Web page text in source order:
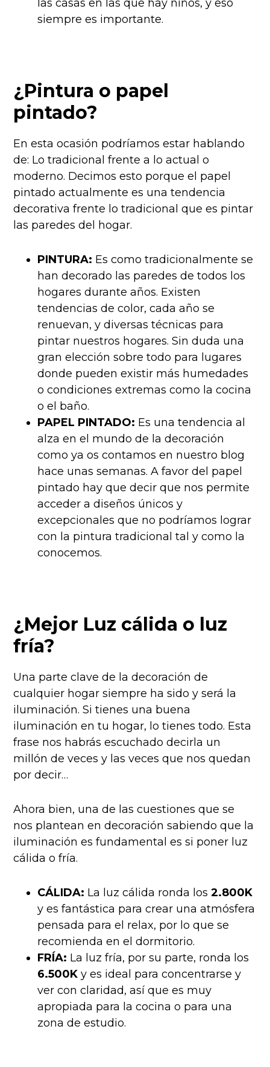
las casas en las que hay niños, y eso
siempre es importante.
¿Pintura o papel
pintado?
En esta ocasión podríamos estar hablando
de: Lo tradicional frente a lo actual o
moderno. Decimos esto porque el papel
pintado actualmente es una tendencia
decorativa frente lo tradicional que es pintar
las paredes del hogar.
PINTURA: Es como tradicionalmente se
han decorado las paredes de todos los
hogares durante años. Existen
tendencias de color, cada año se
renuevan, y diversas técnicas para
pintar nuestros hogares. Sin duda una
gran elección sobre todo para lugares
donde pueden existir más humedades
o condiciones extremas como la cocina
o el baño.
PAPEL PINTADO: Es una tendencia al
alza en el mundo de la decoración
como ya os contamos en nuestro blog
hace unas semanas. A favor del papel
pintado hay que decir que nos permite
acceder a diseños únicos y
excepcionales que no podríamos lograr
con la pintura tradicional tal y como la
conocemos.
¿Mejor Luz cálida o luz
fría?
Una parte clave de la decoración de
cualquier hogar siempre ha sido y será la
iluminación. Si tienes una buena
iluminación en tu hogar, lo tienes todo. Esta
frase nos habrás escuchado decirla un
millón de veces y las veces que nos quedan
por decir…
Ahora bien, una de las cuestiones que se
nos plantean en decoración sabiendo que la
iluminación es fundamental es si poner luz
cálida o fría.
CÁLIDA: La luz cálida ronda los2.800K
y es fantástica para crear una atmósfera
pensada para el relax, por lo que se
recomienda en el dormitorio.
FRÍA: La luz fría, por su parte, ronda los
6.500K y es ideal para concentrarse y
ver con claridad, así que es muy
apropiada para la cocina o para una
zona de estudio.